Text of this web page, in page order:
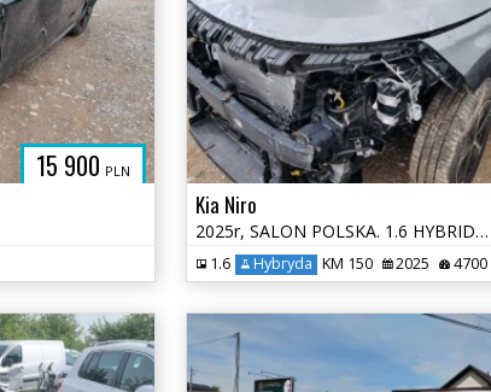
15 900 PLN
Kia Niro
2025r, SALON POLSKA. 1.6 HYBRID. AUT. Uszkodzony tył i lekko przód.
1.6 Hybryda KM 150 2025 4700